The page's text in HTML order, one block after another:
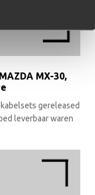
MX-30,
gereleased
leverbaar waren